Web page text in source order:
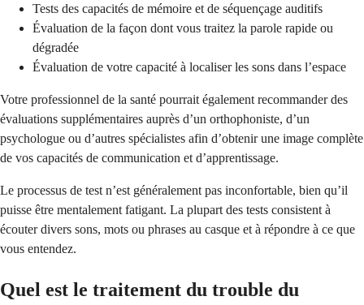
Tests des capacités de mémoire et de séquençage auditifs
Évaluation de la façon dont vous traitez la parole rapide ou
dégradée
Évaluation de votre capacité à localiser les sons dans l’espace
Votre professionnel de la santé pourrait également recommander des
évaluations supplémentaires auprès d’un orthophoniste, d’un
psychologue ou d’autres spécialistes afin d’obtenir une image complète
de vos capacités de communication et d’apprentissage.
Le processus de test n’est généralement pas inconfortable, bien qu’il
puisse être mentalement fatigant. La plupart des tests consistent à
écouter divers sons, mots ou phrases au casque et à répondre à ce que
vous entendez.
Quel est le traitement du trouble du